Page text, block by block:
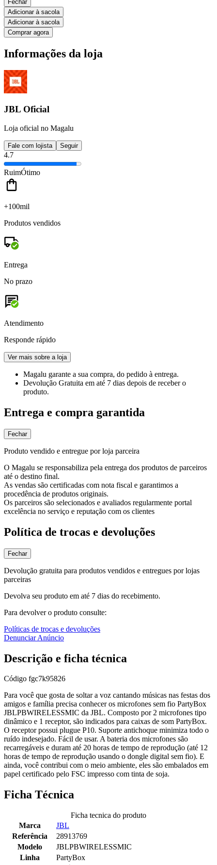
Fechar
Adicionar à sacola
Adicionar à sacola
Comprar agora
Informações da loja
JBL Oficial
Loja oficial no Magalu
Fale com lojista Seguir
4.7
RuimÓtimo
+100mil
Produtos vendidos
Entrega
No prazo
Atendimento
Responde rápido
Ver mais sobre a loja
Magalu garante a sua compra, do pedido à entrega.
Devolução Gratuita em até 7 dias depois de receber o
produto.
Entrega e compra garantida
Fechar
Produto vendido e entregue por loja parceira
O Magalu se responsabiliza pela entrega dos produtos de parceiros
até o destino final.
As vendas são certificadas com nota fiscal e garantimos a
procedência de produtos originais.
Os parceiros são selecionados e avaliados regularmente portal
excelência no serviço e reputação com os clientes
Política de trocas e devoluções
Fechar
Devolução gratuita para produtos vendidos e entregues por lojas
parceiras
Devolva seu produto em até 7 dias do recebimento.
Para devolver o produto consulte:
Políticas de trocas e devoluções
Denunciar Anúncio
Descrição e ficha técnica
Código fgc7k95826
Para você que gosta de soltar a voz cantando músicas nas festas dos
amigos e família precisa conhecer os microfones sem fio PartyBox
JBLPBWIRELESSMIC da JBL. Composto por 2 microfones tipo
dinâmico e 1 receptor, são indicados para caixas de som PartyBox.
O receptor possui plugue P10. Suporte antichoque minimiza todo o
ruído indesejado. Fácil de usar. A bateria dos microfones são
recarregáveis e duram até 20 horas de tempo de reprodução (até 12
horas de tempo de reprodução usando o dongle digital sem fio). E
ainda, você contribui com o meio ambiente, eles são embalados em
papel certificado pelo FSC impresso com tinta de soja.
Ficha Técnica
Ficha tecnica do produto
Marca
JBL
Referência
28913769
Modelo
JBLPBWIRELESSMIC
Linha
PartyBox